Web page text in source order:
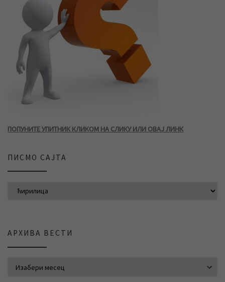
ПОПУНИТЕ УПИТНИК КЛИКОМ НА СЛИКУ ИЛИ ОВАЈ ЛИНК
ПИСМО САЈТА
АРХИВА ВЕСТИ